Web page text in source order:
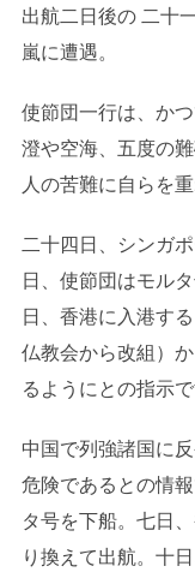
出航二日後の 二十
嵐に遭遇。
使節団一行は、か
澄や空海、五度の
人の苦難に自らを
二十四日、シンガ
日、使節団はモル
日、香港に入港す
仏教会から改組）
るようにとの指示で
中国で列強諸国に
危険であるとの情
タ号を下船。七日
り換えて出航。十